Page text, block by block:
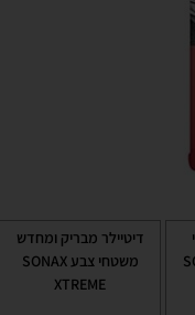
דיטיילר מבריק ומחדש
משטחי צבע SONAX
XTREME